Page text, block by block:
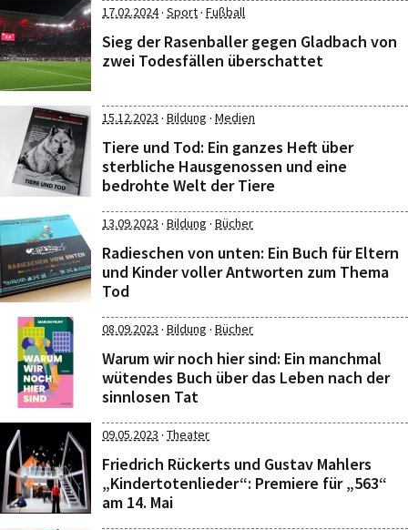
17.02.2024· Sport· Fußball
Sieg der Rasenballer gegen Gladbach von
zwei Todesfällen überschattet
15.12.2023 · Bildung · Medien
Tiere und Tod: Ein ganzes Heft über
sterbliche Hausgenossen und eine
bedrohte Welt der Tiere
13.09.2023 · Bildung · Bücher
Radieschen von unten: Ein Buch für Eltern
und Kinder voller Antworten zum Thema
Tod
08.09.2023 · Bildung · Bücher
Warum wir noch hier sind: Ein manchmal
wütendes Buch über das Leben nach der
sinnlosen Tat
09.05.2023 · Theater
Friedrich Rückerts und Gustav Mahlers
„Kindertotenlieder“: Premiere für „563“
am 14. Mai